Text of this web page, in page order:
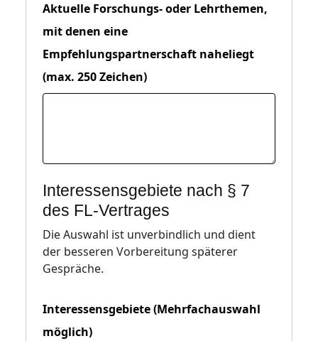
Aktuelle Forschungs- oder Lehrthemen,
mit denen eine
Empfehlungspartnerschaft naheliegt
(max. 250 Zeichen)
Interessensgebiete nach § 7
des FL-Vertrages
Die Auswahl ist unverbindlich und dient
der besseren Vorbereitung späterer
Gespräche.
Interessensgebiete (Mehrfachauswahl
möglich)